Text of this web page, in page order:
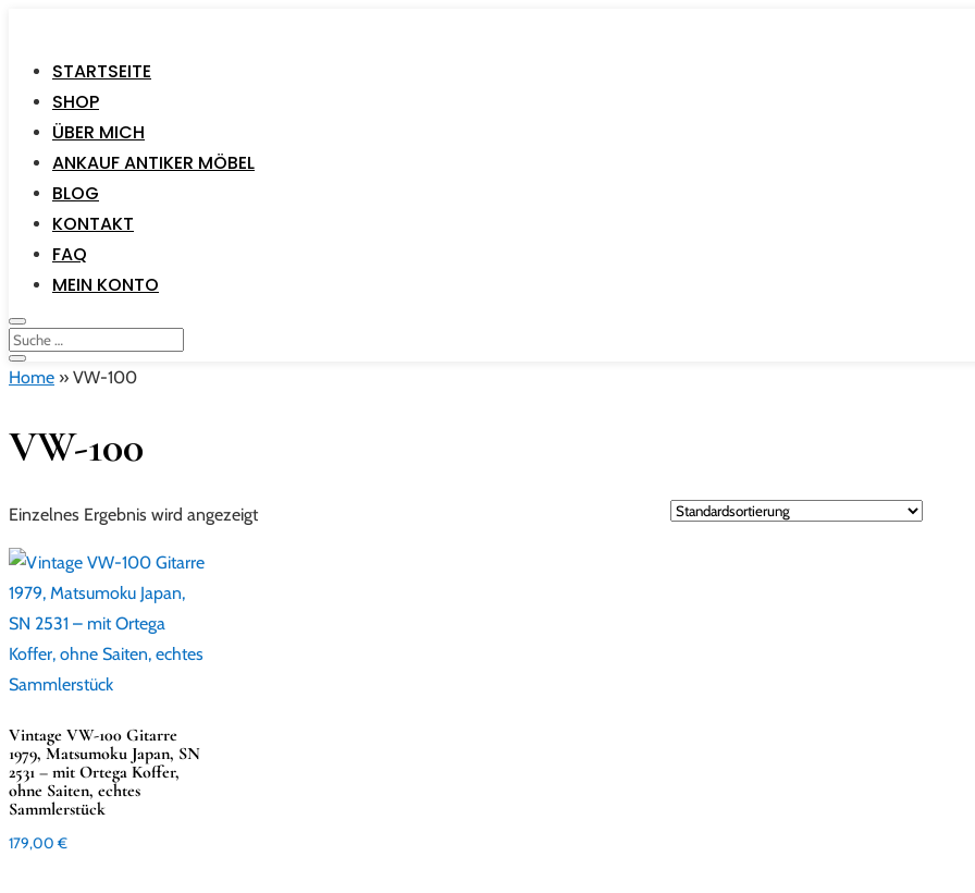
STARTSEITE
SHOP
ÜBER MICH
ANKAUF ANTIKER MÖBEL
BLOG
KONTAKT
FAQ
MEIN KONTO
Home » VW-100
VW-100
Einzelnes Ergebnis wird angezeigt
Vintage VW-100 Gitarre
1979, Matsumoku Japan, SN
2531 – mit Ortega Koffer,
ohne Saiten, echtes
Sammlerstück
179,00€